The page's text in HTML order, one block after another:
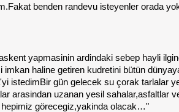
benden randevu isteyenler orada
yapmasinin ardindaki sebep hayli
haline getiren kudretini bütün
istedimBir gün gelecek su çorak tarlalar
arasindan uzanan yesil sahalar,asfaltlar
görecegiz,yakinda olacak…"